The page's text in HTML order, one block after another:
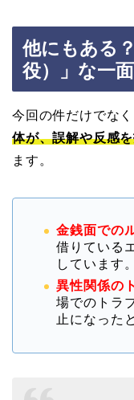
他にもある
役）」な一面
今回の件だけでなく
体が、誤解や反感
ます。
金銭面での
借りている
しています。
異性関係の
場でのトラ
止になった